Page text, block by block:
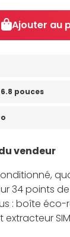
Ajouter au
6.8 pouces
vendeur
34 points
: boîte